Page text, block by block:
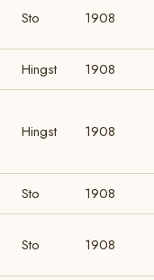
Sto 1908
Hingst 1908
Hingst 1908
Sto 1908
Sto 1908